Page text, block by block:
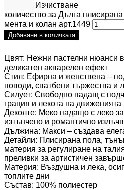
Изчистване
количество за Дълга
мента и колан арт.1449
Добавяне в количката
Цвят: Нежни пастелни нюанси
деликатен акварелен ефект
Стил: Ефирна и женствена –
поводи, сватбени тържества и
Силует: Свободно падащ с
грация и лекота на движенията
Деколте: Меко падащо с леко
изтънчено и романтично
Дължина: Макси – създава
Детайли: Плисирана пола,
материя за регулиране на
преливки за артистичен
Материя: Въздушна и лека,
топлите дни
Състав: 100% полиестер